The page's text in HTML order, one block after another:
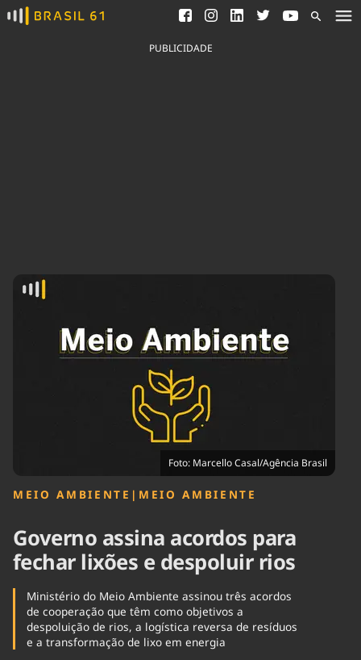
Ver todas as notícias
Saneamento
Indicadores
Agronegócios
Brasil Mineral
Tecnologia
Economia
Educação
Infraestrutura
Internacional
Política
Saúde
PUBLICIDADE
Foto: Marcello Casal/Agência Brasil
MEIO AMBIENTE | MEIO AMBIENTE
Governo assina acordos para
fechar lixões e despoluir rios
Ministério do Meio Ambiente assinou três acordos
de cooperação que têm como objetivos a
despoluição de rios, a logística reversa de resíduos
e a transformação de lixo em energia